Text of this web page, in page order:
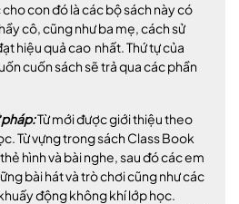
con đó là các bộ sách này có
cô, cũng như ba mẹ, cách sử
hiệu quả cao nhất. Thứ tự của
cuốn sách sẽ trả qua các phần
pháp:Từ mới được giới thiệu theo
Từ vựng trong sách Class Book
hình và bài nghe, sau đó các em
bài hát và trò chơi cũng như các
động không khí lớp học.